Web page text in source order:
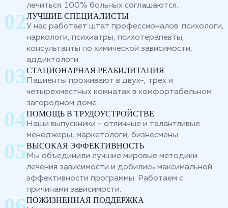
лечиться. 100% больных соглашаются.
ЛУЧШИЕ СПЕЦИАЛИСТЫ
У нас работает штат профессионалов: психологи,
наркологи, психиатры, психотерапевты,
консультанты по химической зависимости,
аддиктологи.
СТАЦИОНАРНАЯ РЕАБИЛИТАЦИЯ
Пациенты проживают в двух-, трех и
четырехместных комнатах в комфортабельном
загородном доме.
ПОМОЩЬ В ТРУДОУСТРОЙСТВЕ
Наши выпускники - отличные и талантливые
менеджеры, маркетологи, бизнесмены.
ВЫСОКАЯ ЭФФЕКТИВНОСТЬ
Мы объединили лучшие мировые методики
лечения зависимости и добились максимальной
эффективности программы. Работаем с
причинами зависимости.
ПОЖИЗНЕННАЯ ПОДДЕРЖКА